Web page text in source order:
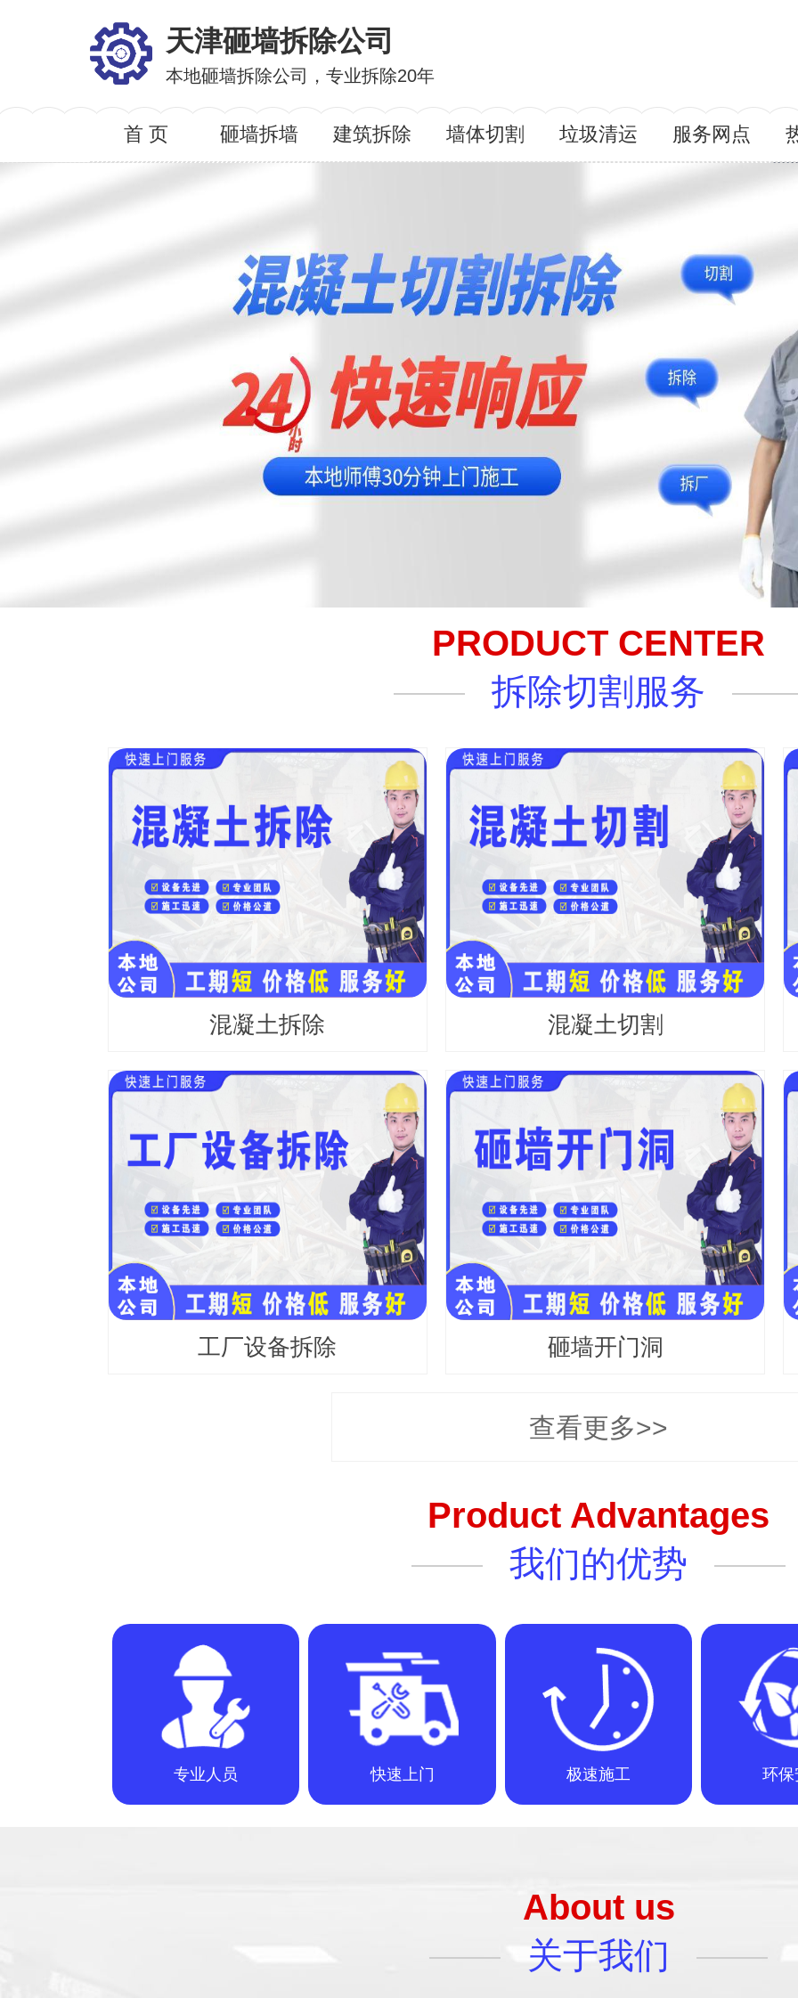
天津砸墙拆除公司
本地砸墙拆除公司，专业拆除20年
首 页 砸墙拆墙 建筑拆除 墙体切割 垃圾清运 服务网点
PRODUCT CENTER
拆除切割服务
混凝土拆除 混凝土切割
工厂设备拆除 砸墙开门洞
查看更多>>
Product Advantages
我们的优势
专业人员 快速上门 极速施工 环
About us
关于我们